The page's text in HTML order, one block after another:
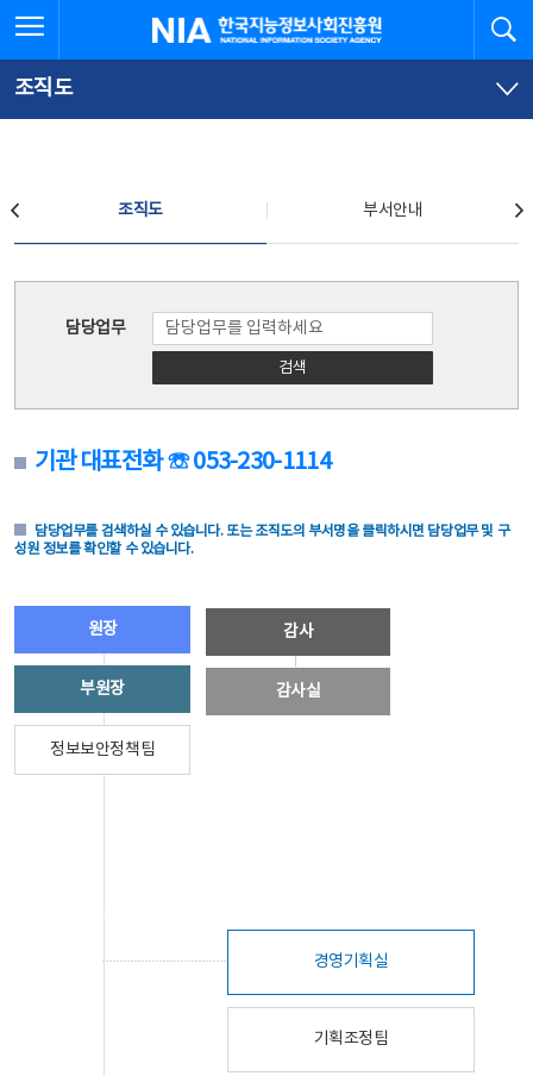
문
로
가
체
뉴
바
가
한국지능정보사회진흥원
조직도
조직도 부서안내
담당업무
검색
기관 대표전화 ☏ 053-230-1114
담당업무를 검색하실 수 있습니다. 또는 조직도의 부서명을 클릭하시면 담당업무 및 구
성원 정보를 확인할 수 있습니다.
원장
부원장
정보보안정책팀
감사
감사실
경영기획실
기획조정팀